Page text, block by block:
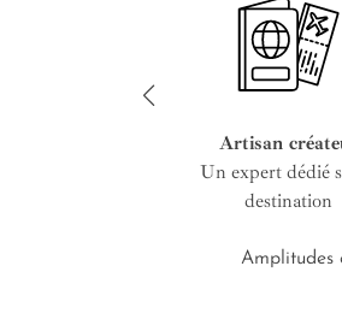
Artisan
Un expert dédié
destination
Amplitudes